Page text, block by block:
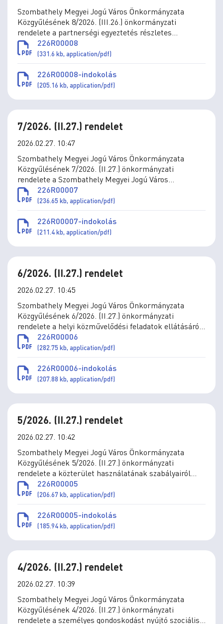
Szombathely Megyei Jogú Város Önkormányzata
Közgyűlésének 8/2026. (III.26.) önkormányzati
rendelete a partnerségi egyeztetés részletes
szabályairól szóló 25/2018. (XII. 19.) önkormányzati
rendelet módosításáról
226R00008
(331.6 kb, application/pdf)
226R00008-indokolás
(205.16 kb, application/pdf)
7/2026. (II.27.) rendelet
2026.02.27. 10:47
Szombathely Megyei Jogú Város Önkormányzata
Közgyűlésének 7/2026. (II.27.) önkormányzati
rendelete a Szombathely Megyei Jogú Város
Önkormányzatának Szervezeti és Működési
Szabályzatáról szóló 16/2024. (X.10.) önkormányzati
rendelet módosításáról
226R00007
(236.65 kb, application/pdf)
226R00007-indokolás
(211.4 kb, application/pdf)
6/2026. (II.27.) rendelet
2026.02.27. 10:45
Szombathely Megyei Jogú Város Önkormányzata
Közgyűlésének 6/2026. (II.27.) önkormányzati
rendelete a helyi közművelődési feladatok ellátásáról
szóló 5/2020. (III.5.) önkormányzati rendelet
módosításáról
226R00006
(282.75 kb, application/pdf)
226R00006-indokolás
(207.88 kb, application/pdf)
5/2026. (II.27.) rendelet
2026.02.27. 10:42
Szombathely Megyei Jogú Város Önkormányzata
Közgyűlésének 5/2026. (II.27.) önkormányzati
rendelete a közterület használatának szabályairól
szóló 2/2011. (I.31.) önkormányzati rendelet
módosításáról
226R00005
(206.67 kb, application/pdf)
226R00005-indokolás
(185.94 kb, application/pdf)
4/2026. (II.27.) rendelet
2026.02.27. 10:39
Szombathely Megyei Jogú Város Önkormányzata
Közgyűlésének 4/2026. (II.27.) önkormányzati
rendelete a személyes gondoskodást nyújtó szociális